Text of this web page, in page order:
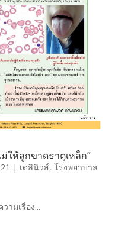
ให้ลูกขาดธาตุเหล็ก”
| เดลินิวส์, โรงพยาบาล
ามเรื่อง...